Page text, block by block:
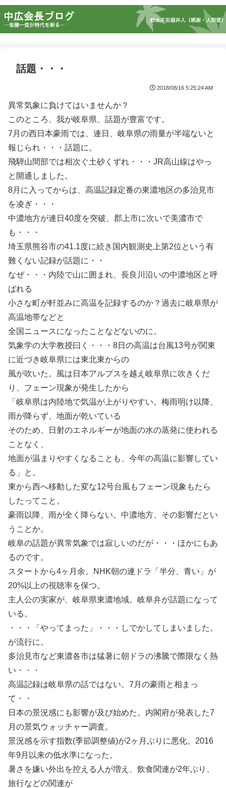
話題・・・
2018/08/16 5:25:24 AM
異常気象に負けてはいませんか？
このところ、我が岐阜県、話題が豊富です。
7月の西日本豪雨では、連日、岐阜県の雨量が半端ないと
報じられ・・・話題に。
飛騨山間部では相次ぐ土砂くずれ・・・JR高山線はやっ
と開通しました。
8月に入ってからは、高温記録定番の東濃地区の多治見市
を凌ぎ・・・
中濃地方が連日40度を突破、郡上市に次いで美濃市で
も・・・
埼玉県熊谷市の41.1度に続き国内観測史上第2位という有
難くない記録が話題に・・
なぜ・・・内陸で山に囲まれ、長良川沿いの中濃地区と呼
ばれる
小さな町が軒並みに高温を記録するのか？過去に岐阜県が
高温地帯などと
全国ニュースになったことなどないのに。
気象学の大学教授曰く・・・8日の高温は台風13号が関東
に近づき岐阜県には東北東からの
風が吹いた。風は日本アルプスを越え岐阜県に吹きくだ
り、フェーン現象が発生したから
「岐阜県は内陸地で気温が上がりやすい。梅雨明け以降、
雨が降らず、地面が乾いている
そのため、日射のエネルギーが地面の水の蒸発に使われる
ことなく、
地面が温まりやすくなることも、今年の高温に影響してい
る」と。
東から西へ移動した変な12号台風もフェーン現象もたら
したってこと。
豪雨以降、雨が全く降らない。中濃地方、その影響だとい
うことか。
岐阜の話題が異常気象では寂しいのだが・・・ほかにもあ
るのです。
スタートから4ヶ月余。NHK朝の連ドラ「半分、青い」が
20%以上の視聴率を保つ。
主人公の実家が、岐阜県東濃地域。岐阜弁が話題になって
いる。
・・・「やってまった」・・・しでかしてしまいました。
が流行に。
多治見市など東濃各市は猛暑に朝ドラの沸騰で際限なく熱
い・・・
高温記録は岐阜県の話ではない。7月の豪雨と相まっ
て・・
日本の景況感にも影響が及び始めた。内閣府が発表した7
月の景気ウォッチャー調査。
景況感を示す指数(季節調整値)が2ヶ月ぶりに悪化。2016
年9月以来の低水準になった。
暑さを嫌い外出を控える人が増え、飲食関連が2年ぶり、
旅行などの関連が